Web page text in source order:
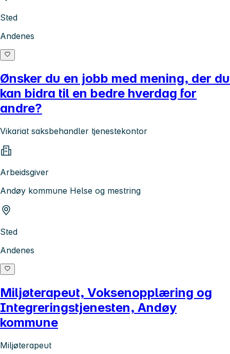
Sted
Andenes
Ønsker du en jobb med mening, der du
kan bidra til en bedre hverdag for
andre?
Vikariat saksbehandler tjenestekontor
Arbeidsgiver
Andøy kommune Helse og mestring
Sted
Andenes
Miljøterapeut, Voksenopplæring og
Integreringstjenesten, Andøy
kommune
Miljøterapeut